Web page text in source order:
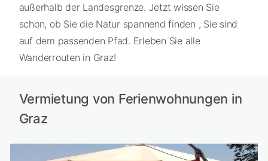
außerhalb der Landesgrenze. Jetzt wissen Sie
schon, ob Sie die Natur spannend finden , Sie sind
auf dem passenden Pfad. Erleben Sie alle
Wanderrouten in Graz!
Vermietung von Ferienwohnungen in
Graz